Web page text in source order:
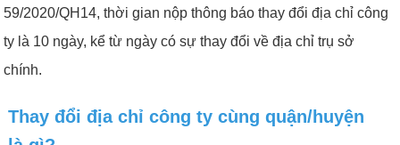
59/2020/QH14, thời gian nộp thông báo thay đổi địa chỉ công
ty là 10 ngày, kể từ ngày có sự thay đổi về địa chỉ trụ sở
chính.
Thay đổi địa chỉ công ty cùng quận/huyện